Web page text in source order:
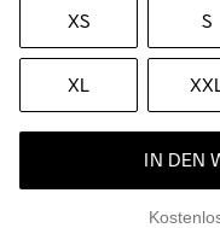
XS S
XL
IN DEN